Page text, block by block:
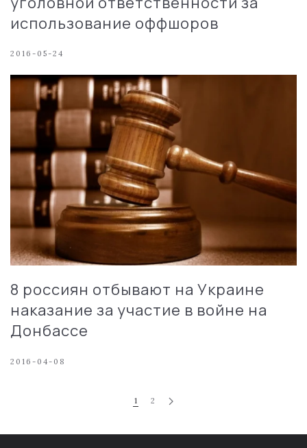
использование оффшоров
2016-05-24
8 россиян отбывают на Украине
наказание за участие в войне на
Донбассе
2016-04-08
1 2